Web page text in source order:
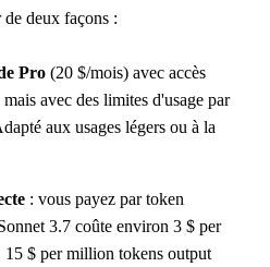
deux façons :
Pro (20 $/mois) avec accès
avec des limites d'usage par
aux usages légers ou à la
: vous payez par token
3.7 coûte environ 3 $ per
$ per million tokens output